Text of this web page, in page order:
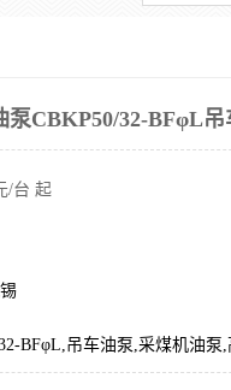
泵CBKP50/32-BFφL
/台 起
BFφL,吊车油泵,采煤机油泵